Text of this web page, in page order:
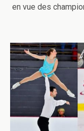
en vue des